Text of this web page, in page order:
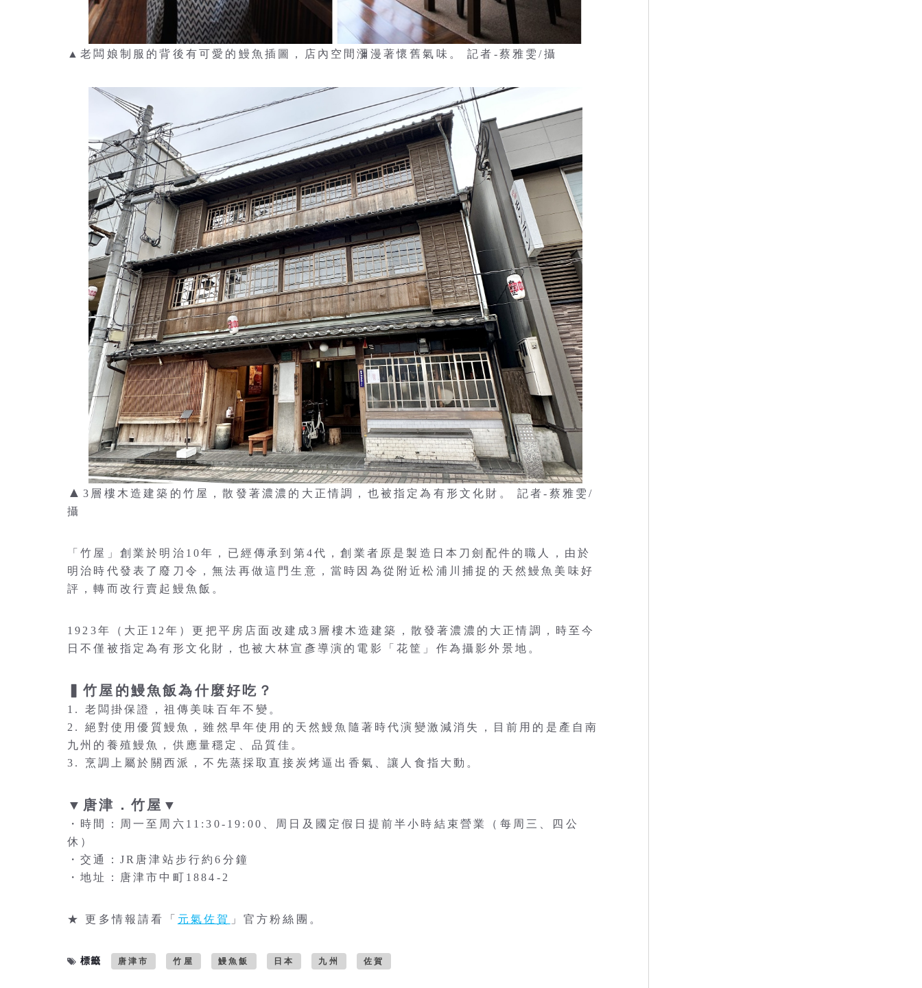
▲老闆娘制服的背後有可愛的鰻魚插圖，店內空間瀰漫著懷舊氣味。 記者-蔡雅雯/攝
▲3層樓木造建築的竹屋，散發著濃濃的大正情調，也被指定為有形文化財。 記者-蔡雅雯/
攝
「竹屋」創業於明治10年，已經傳承到第4代，創業者原是製造日本刀劍配件的職人，由於
明治時代發表了廢刀令，無法再做這門生意，當時因為從附近松浦川捕捉的天然鰻魚美味好
評，轉而改行賣起鰻魚飯。
1923年（大正12年）更把平房店面改建成3層樓木造建築，散發著濃濃的大正情調，時至今
日不僅被指定為有形文化財，也被大林宣彥導演的電影「花筐」作為攝影外景地。
▍竹屋的鰻魚飯為什麼好吃？
1. 老闆掛保證，祖傳美味百年不變。
2. 絕對使用優質鰻魚，雖然早年使用的天然鰻魚隨著時代演變激減消失，目前用的是產自南
九州的養殖鰻魚，供應量穩定、品質佳。
3. 烹調上屬於關西派，不先蒸採取直接炭烤逼出香氣、讓人食指大動。
▼唐津．竹屋▼
・時間：周一至周六11:30-19:00、周日及國定假日提前半小時結束營業（每周三、四公
休）
・交通：JR唐津站步行約6分鐘
・地址：唐津市中町1884-2
★ 更多情報請看「 元氣佐賀 」官方粉絲團。
標籤 唐津市 竹屋 鰻魚飯 日本 九州 佐賀